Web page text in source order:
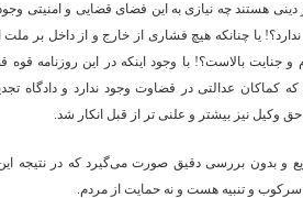
هستند چه نیازی به این فضای قضایی و امنیتی
یا چنانکه هیچ فشاری از خارج و از داخل بر ملت
جنایت بالاست؟! با وجود اینکه در این روزنامه قوه
کماکان عدالتی در قضاوت وجود ندارد و دادگاه
نیز بیشتر و علنی تر از قبل انکار شد.
و بدون بررسی دقیق صورت می‌گیرد که در نتیجه
و تنبیه هست و نه حمایت از مردم.